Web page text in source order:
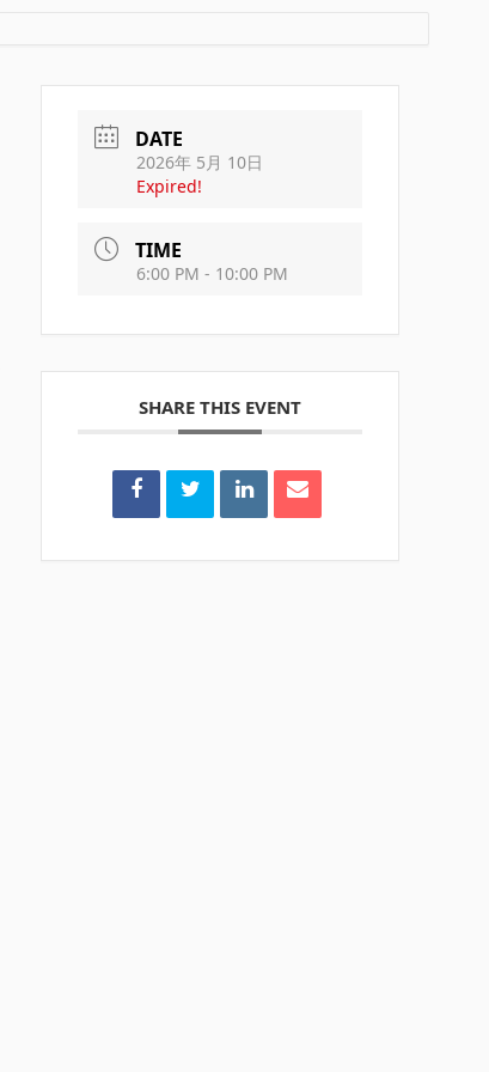
DATE
2026年 5月 10日
Expired!
TIME
6:00 PM - 10:00 PM
SHARE THIS EVENT